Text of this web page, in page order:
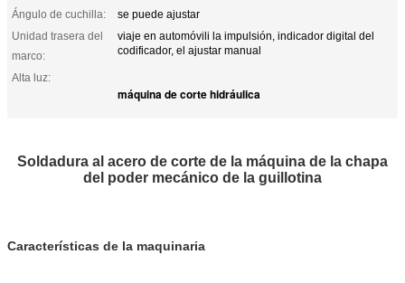
Ángulo de cuchilla:
se puede ajustar
Unidad trasera del
marco:
viaje en automóvili la impulsión, indicador digital del
codificador, el ajustar manual
Alta luz:
máquina de corte hidráulica
Soldadura al acero de corte de la máquina de la chapa
del poder mecánico de la guillotina
Características de la maquinaria